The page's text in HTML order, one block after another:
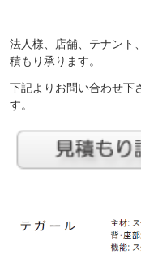
法人様、店舗、テナント
積もり承ります。
下記よりお問い合わせ下
す。